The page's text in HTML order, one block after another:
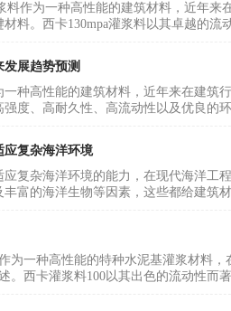
料作为一种高性能的建筑材料，近年
料。西卡130mpa灌浆料以其卓越的
展趋势预测
一种高性能的建筑材料，近年来在建筑
强度、高耐久性、高流动性以及优良的
应复杂海洋环境
应复杂海洋环境的能力，在现代海洋工
丰富的海洋生物等因素，这些都给建筑
为一种高性能的特种水泥基灌浆材料
。西卡灌浆料100以其出色的流动性而